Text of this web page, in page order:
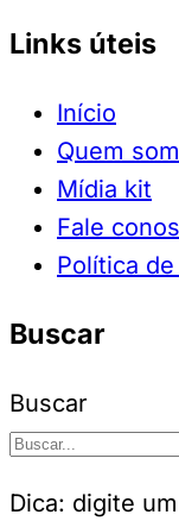
Links úteis
Início
Quem
Mídia kit
Fale
Política
Buscar
Buscar
Dica: digite